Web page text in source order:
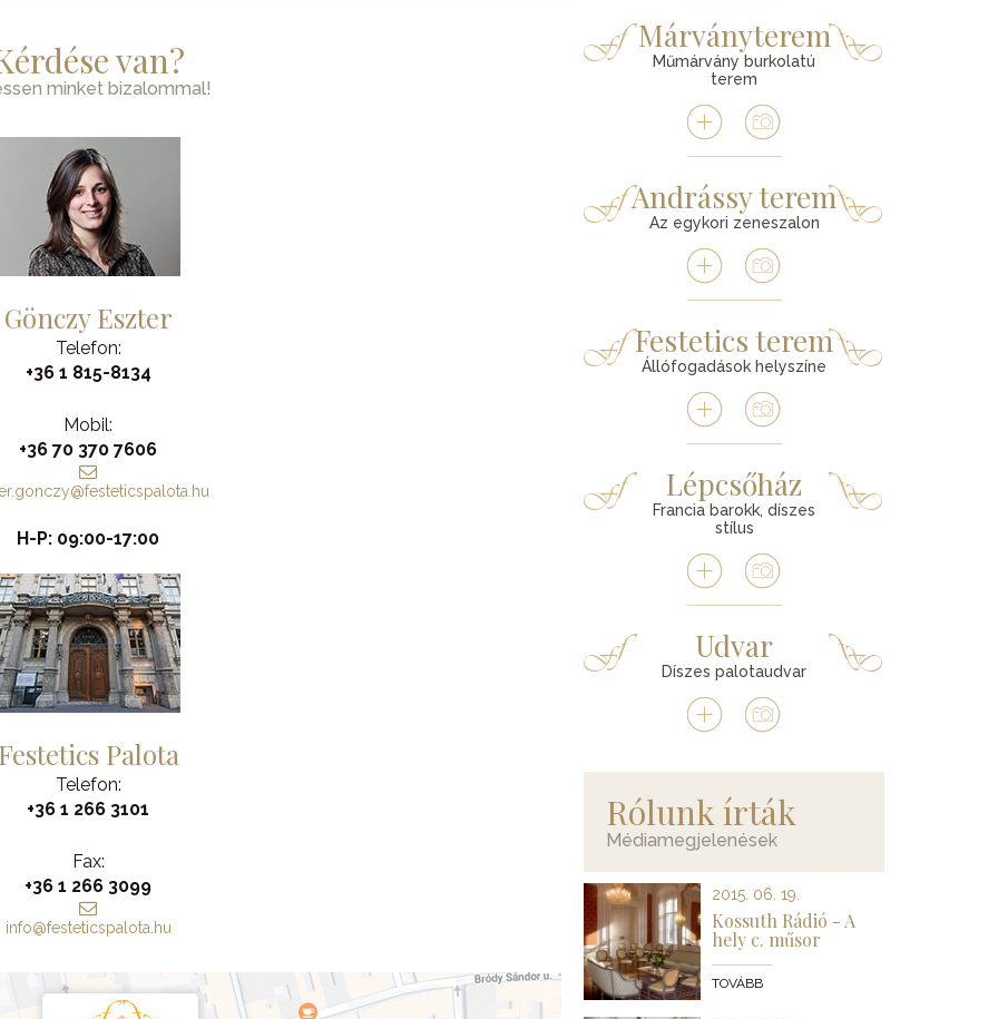
van?
minket bizalommal!
Gönczy Eszter
Telefon:
+36 1 815-8134
Mobil:
+36 70 370 7606
H-P: 09:00-17:00
Palota
Telefon:
+36 1 266 3101
Fax:
+36 1 266 3099
info@festeticspalota.hu
Márványterem
Műmárvány burkolatú
terem
Andrássy terem
Az egykori zeneszalon
Festetics terem
Állófogadások helyszíne
Lépcsőház
Francia barokk, díszes
stílus
Udvar
Díszes palotaudvar
Rólunk írták
Médiamegjelenések
2015. 06. 19.
Kossuth Rádió - A
hely c. műsor
TOVÁBB